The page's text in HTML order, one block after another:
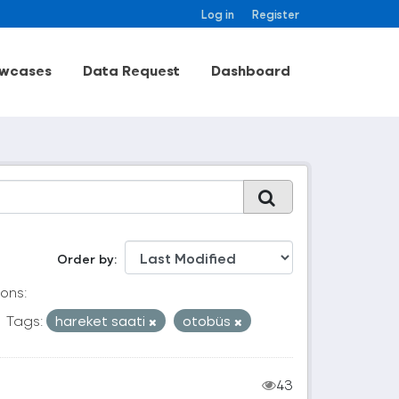
Log in Register
Data Request Dashboard
Order by
Tags:
hareket saati otobüs
43